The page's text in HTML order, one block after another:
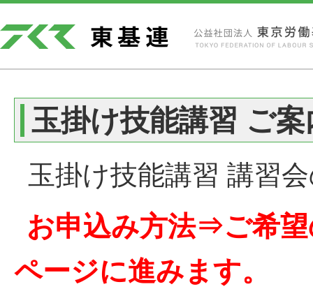
玉掛け技能講習 ご
玉掛け技能講習 講習
お申込み方法⇒ご希
ページに進みます。